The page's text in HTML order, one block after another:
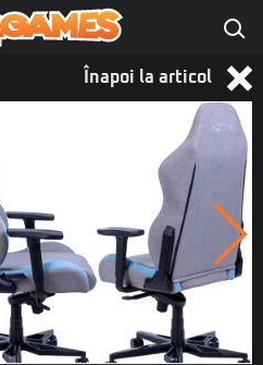
Înapoi la articol